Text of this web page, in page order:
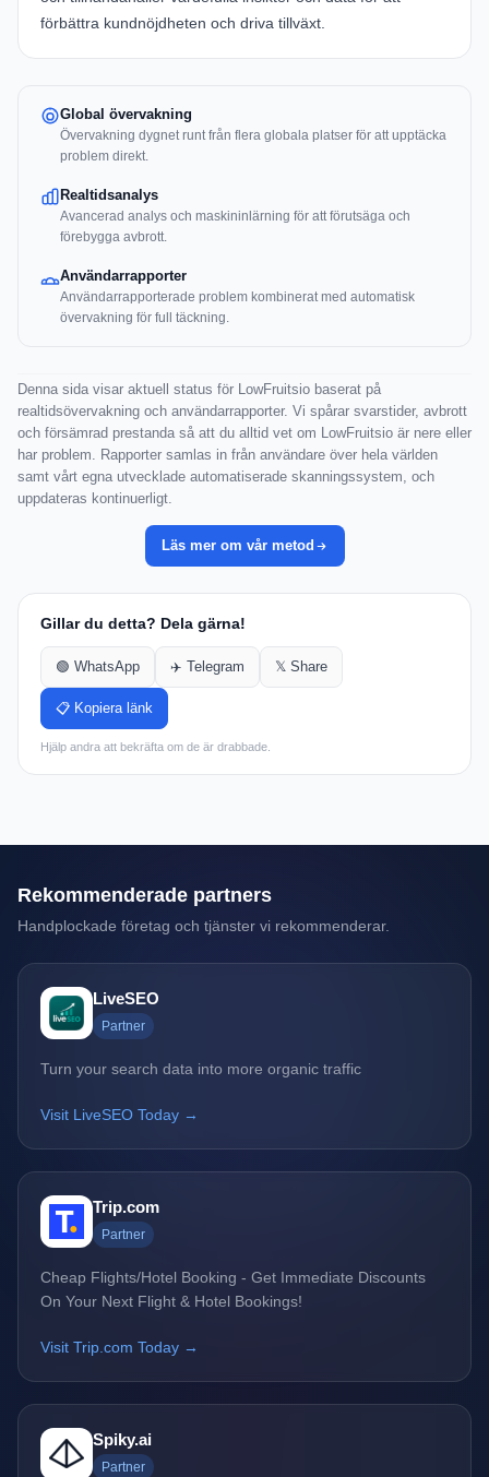
förbättra kundnöjdheten och driva tillväxt.
Global övervakning
Övervakning dygnet runt från flera globala platser för att upptäcka
problem direkt.
Realtidsanalys
Avancerad analys och maskininlärning för att förutsäga och
förebygga avbrott.
Användarrapporter
Användarrapporterade problem kombinerat med automatisk
övervakning för full täckning.
Denna sida visar aktuell status för LowFruitsio baserat på
realtidsövervakning och användarrapporter. Vi spårar svarstider, avbrott
och försämrad prestanda så att du alltid vet om LowFruitsio är nere eller
har problem. Rapporter samlas in från användare över hela världen
samt vårt egna utvecklade automatiserade skanningssystem, och
uppdateras kontinuerligt.
Läs mer om vår metod
Gillar du detta? Dela gärna!
🟢 WhatsApp ✈️ Telegram 𝕏 Share
📋 Kopiera länk
Hjälp andra att bekräfta om de är drabbade.
Rekommenderade partners
Handplockade företag och tjänster vi rekommenderar.
LiveSEO
Partner
Turn your search data into more organic traffic
Visit LiveSEO Today →
Trip.com
Partner
Cheap Flights/Hotel Booking - Get Immediate Discounts
On Your Next Flight & Hotel Bookings!
Visit Trip.com Today →
Spiky.ai
Partner